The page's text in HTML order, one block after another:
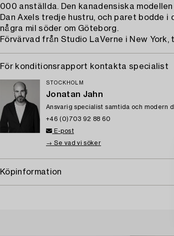
000 anställda. Den kanadensiska
Dan Axels tredje hustru, och paret bodde
några mil söder om Göteborg.
Förvärvad från Studio LaVerne i New York,
För konditionsrapport kontakta specialist
STOCKHOLM
Jonatan Jahn
Ansvarig specialist samtida och modern
+46 (0)703 92 88 60
E-post
→ Se vad vi söker
Köpinformation